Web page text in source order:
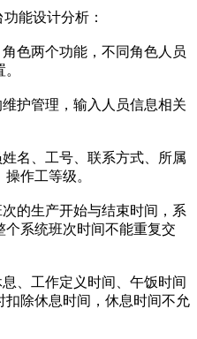
能设计分析：
色两个功能，不同角色人员
护管理，输入人员信息相关
名、工号、联系方式、所属
作工等级。
的生产开始与结束时间，系
系统班次时间不能重复交
工作定义时间、午饭时间
除休息时间，休息时间不允